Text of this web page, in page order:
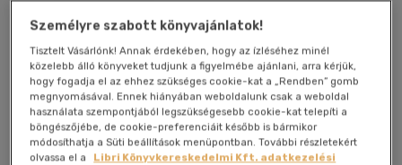
Logisztika-menedzsment
Szegedi Zoltán, Prezenszki
József
Logisztika-menedzsment
Szegedi Zoltán, Prezenszki
József
Személyre szabott könyvajánlatok!
Tisztelt Vásárlónk! Annak érdekében, hogy az ízléséhez minél
közelebb álló könyveket tudjunk a figyelmébe ajánlani, arra kérjük,
hogy fogadja el az ehhez szükséges cookie-kat a „Rendben” gomb
megnyomásával. Ennek hiányában weboldalunk csak a weboldal
használata szempontjából legszükségesebb cookie-kat telepíti a
böngészőjébe, de cookie-preferenciáit később is bármikor
módosíthatja a Süti beállítások menüpontban. További részletekért
olvassa el a
Libri Könyvkereskedelmi Kft. adatkezelési